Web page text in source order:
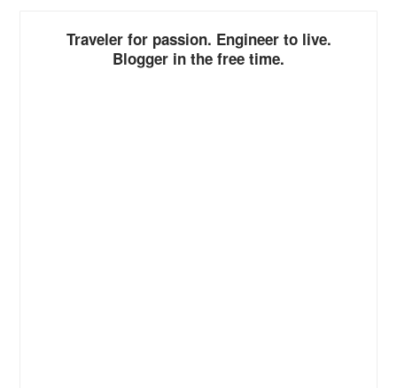
Traveler for passion. Engineer to live.
Blogger in the free time.